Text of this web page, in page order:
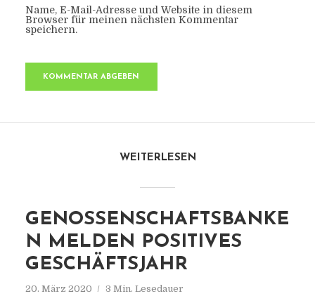
Name, E-Mail-Adresse und Website in diesem
Browser für meinen nächsten Kommentar
speichern.
WEITERLESEN
GENOSSENSCHAFTSBANKE
N MELDEN POSITIVES
GESCHÄFTSJAHR
20. März 2020 3 Min. Lesedauer